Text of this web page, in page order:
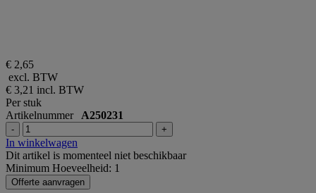
€ 2,65
excl. BTW
€ 3,21 incl. BTW
Per stuk
Artikelnummer A250231
- +
In winkelwagen
Dit artikel is momenteel niet beschikbaar
Minimum Hoeveelheid: 1
Offerte aanvragen